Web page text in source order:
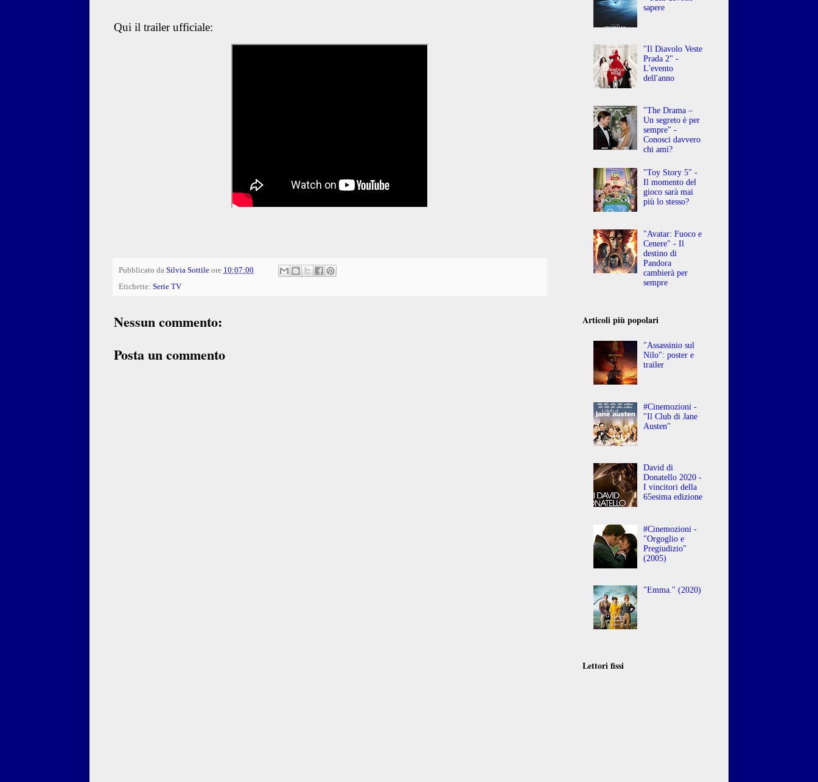
Qui il trailer ufficiale:
Pubblicato da Silvia Sottile ore 10:07:00
Etichette: Serie TV
Nessun commento:
Posta un commento
sapere
"Il Diavolo Veste
Prada 2" -
L'evento
dell'anno
"The Drama –
Un segreto è per
sempre" -
Conosci davvero
chi ami?
"Toy Story 5" -
Il momento del
gioco sarà mai
più lo stesso?
"Avatar: Fuoco e
Cenere" - Il
destino di
Pandora
cambierà per
sempre
Articoli più popolari
"Assassinio sul
Nilo": poster e
trailer
#Cinemozioni -
"Il Club di Jane
Austen"
David di
Donatello 2020 -
I vincitori della
65esima edizione
#Cinemozioni -
"Orgoglio e
Pregiudizio"
(2005)
"Emma." (2020)
Lettori fissi